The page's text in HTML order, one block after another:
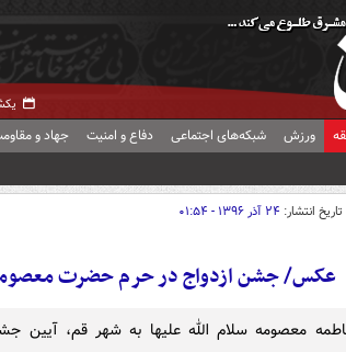
یکشنبه
ورزش شبکه‌های اجتماعی دفاع و امنیت جهاد و
تاریخ انتشار: ۲۴ آذر ۱۳۹۶ - ۰۱:۵۴
عکس/ جشن ازدواج در حرم حضرت